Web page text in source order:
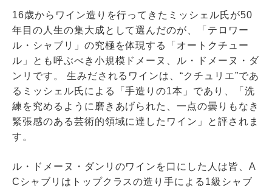
16歳からワイン造りを行ってきたミッシェル氏が50
年目の人生の集大成として選んだのが、「テロワー
ル・シャブリ」の究極を体現する「オートクチュー
ル」とも呼ぶべき小規模ドメーヌ、ル・ドメーヌ・ダ
ンリです。 生みだされるワインは、“クチュリエ”であ
るミッシェル氏による「手造りの1本」であり、「洗
練を究めるように磨きあげられた、一点の曇りもなき
緊張感のある芸術的領域に達したワイン」と評されま
す。
ル・ドメーヌ・ダンリのワインを口にした人は皆、A
Cシャブリはトップクラスの造り手による1級シャブ